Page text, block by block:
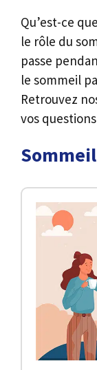
Qu’est-ce
le rôle du
passe
le sommeil
Retrouvez
vos